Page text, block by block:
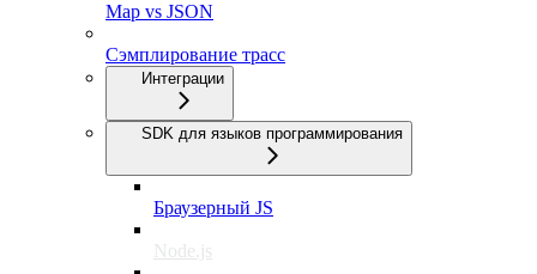
Map vs JSON
Сэмплирование трасс
Интеграции
SDK для языков программирования
Браузерный JS
Node.js